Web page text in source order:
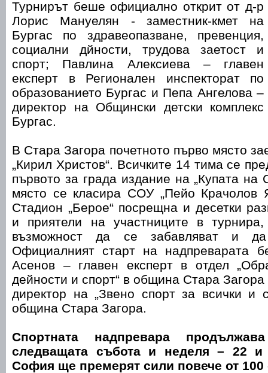
Турнирът беше официално открит от д-р
Лорис Мануелян - заместник-кмет на
Бургас по здравеопазване, превенция,
социални дйности, трудова заетост и
спорт; Павлина Алексиева – главен
експерт в Регионален инспекторат по
образованието Бургас и Пепа Ангелова –
директор на Общински детски комплекс
Бургас.
В Стара Загора почетното първо място
„Кирил Христов“. Всичките 14 тима се
първото за града издание на „Купата на
място се класира СОУ „Пейо Крачолов
Стадион „Берое“ посрещна и десетки
и приятели на участниците в
възможност да се забавляват и да
Oфициалният старт на надпреварата
Асенов – главен експерт в отдел
дейности и спорт“ в община Стара
директор на „Звено спорт за всички и
община Стара Загора.
Спортната надпревара
следващата събота и неделя – 22 и
София ще премерят сили повече от 100